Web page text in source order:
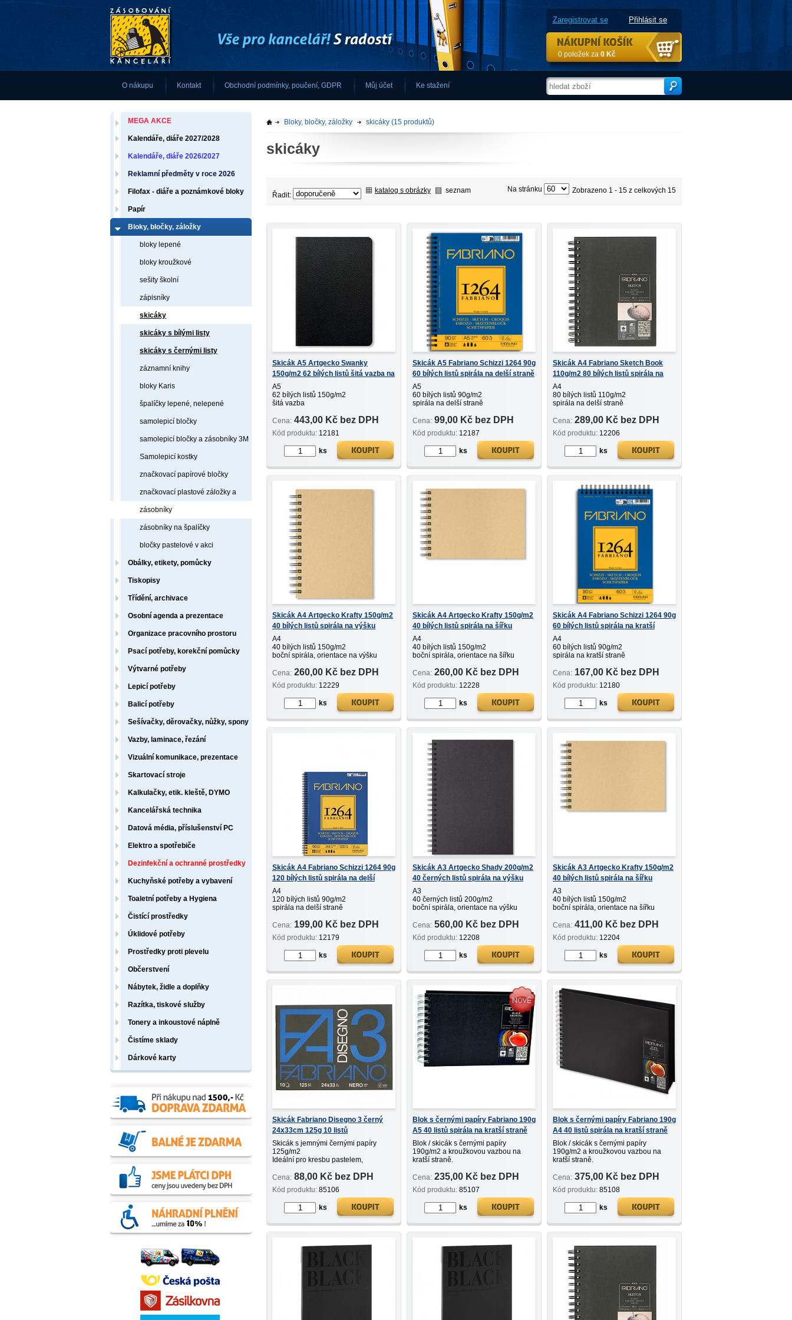
Bloky, bločky, záložky skicáky (15 produktů)
skicáky
Řadit:
katalog s obrázky seznam Zobrazeno 1 - 15 z celkových 15
Na stránku
Skicák A5 Artgecko Swanky
150g/m2 62 bílých listů šitá vazba na
výšku
A5
62 bílých listů 150g/m2
šitá vazba
Cena: 443,00 Kč bez DPH
Kód produktu: 12181
ks
Skicák A5 Fabriano Schizzi 1264 90g
60 bílých listů spirála na delší straně
A5
60 bílých listů 90g/m2
spirála na delší straně
Cena: 99,00 Kč bez DPH
Kód produktu: 12187
ks
Skicák A4 Fabriano Sketch Book
110g/m2 80 bílých listů spirála na
delší straně
A4
80 bílých listů 110g/m2
spirála na delší straně
Cena: 289,00 Kč bez DPH
Kód produktu: 12206
ks
Skicák A4 Artgecko Krafty 150g/m2
40 bílých listů spirála na výšku
A4
40 bílých listů 150g/m2
boční spirála, orientace na výšku
Cena: 260,00 Kč bez DPH
Kód produktu: 12229
ks
Skicák A4 Artgecko Krafty 150g/m2
40 bílých listů spirála na šířku
A4
40 bílých listů 150g/m2
boční spirála, orientace na šířku
Cena: 260,00 Kč bez DPH
Kód produktu: 12228
ks
Skicák A4 Fabriano Schizzi 1264 90g
60 bílých listů spirála na kratší
straně
A4
60 bílých listů 90g/m2
spirála na kratší straně
Cena: 167,00 Kč bez DPH
Kód produktu: 12180
ks
Skicák A4 Fabriano Schizzi 1264 90g
120 bílých listů spirála na delší
straně
A4
120 bílých listů 90g/m2
spirála na delší straně
Cena: 199,00 Kč bez DPH
Kód produktu: 12179
ks
Skicák A3 Artgecko Shady 200g/m2
40 černých listů spirála na výšku
A3
40 černých listů 200g/m2
boční spirála, orientace na výšku
Cena: 560,00 Kč bez DPH
Kód produktu: 12208
ks
Skicák A3 Artgecko Krafty 150g/m2
40 bílých listů spirála na šířku
A3
40 bílých listů 150g/m2
boční spirála, orientace na šířku
Cena: 411,00 Kč bez DPH
Kód produktu: 12204
ks
Skicák Fabriano Disegno 3 černý
24x33cm 125g 10 listů
Skicák s jemnými černými papíry
125g/m2
Ideální pro kresbu pastelem,
10 listů
Cena: 88,00 Kč bez DPH
Kód produktu: 85106
ks
Blok s černými papíry Fabriano 190g
A5 40 listů spirála na kratší straně
Blok / skicák s černými papíry
190g/m2 a kroužkovou vazbou na
kratší straně.
tužku, pastel, rudky, křídy, fixy, tuš,
akryl, apod.
40 listů, A5
Cena: 235,00 Kč bez DPH
Kód produktu: 85107
ks
Blok s černými papíry Fabriano 190g
A4 40 listů spirála na kratší straně
Blok / skicák s černými papíry
190g/m2 a kroužkovou vazbou na
kratší straně.
tužku, pastel, rudky, křídy, fixy, tuš,
akryl, apod.
40 listů, A4
Cena: 375,00 Kč bez DPH
Kód produktu: 85108
ks
MEGA AKCE
Kalendáře, diáře 2027/2028
Kalendáře, diáře 2026/2027
Reklamní předměty v roce 2026
Filofax - diáře a poznámkové bloky
Papír
Bloky, bločky, záložky
bloky lepené
bloky kroužkové
sešity školní
zápisníky
skicáky
skicáky s bílými listy
skicáky s černými listy
záznamní knihy
bloky Karis
špalíčky lepené, nelepené
samolepicí bločky
samolepicí bločky a zásobníky 3M
Samolepicí kostky
značkovací papírové bločky
značkovací plastové záložky a
zásobníky
zásobníky na špalíčky
bločky pastelové v akci
Obálky, etikety, pomůcky
Tiskopisy
Třídění, archivace
Osobní agenda a prezentace
Organizace pracovního prostoru
Psací potřeby, korekční pomůcky
Výtvarné potřeby
Lepicí potřeby
Balicí potřeby
Sešívačky, děrovačky, nůžky, spony
Vazby, laminace, řezání
Vizuální komunikace, prezentace
Skartovací stroje
Kalkulačky, etik. kleště, DYMO
Kancelářská technika
Datová média, příslušenství PC
Elektro a spotřebiče
Dezinfekční a ochranné prostředky
Kuchyňské potřeby a vybavení
Toaletní potřeby a Hygiena
Čistící prostředky
Úklidové potřeby
Prostředky proti plevelu
Občerstvení
Nábytek, židle a doplňky
Razítka, tiskové služby
Tonery a inkoustové náplně
Čistíme sklady
Dárkové karty
Zaregistrovat se Přihlásit se
0 položek za 0 Kč
O nákupu Kontakt Obchodní podmínky, poučení, GDPR Můj účet Ke stažení